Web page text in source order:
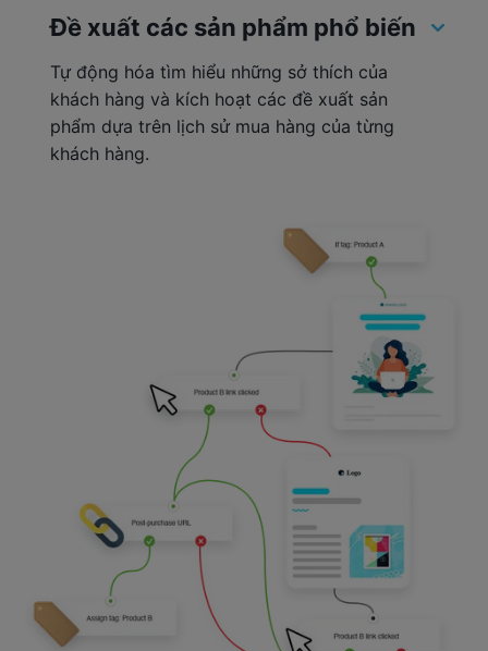
Đề xuất các sản phẩm phổ biến
Tự động hóa tìm hiểu những sở thích của
khách hàng và kích hoạt các đề xuất sản
phẩm dựa trên lịch sử mua hàng của từng
khách hàng.